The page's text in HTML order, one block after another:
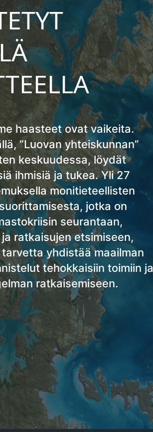
haasteet ovat vaikeita.
”Luovan yhteiskunnan”
keskuudessa, löydät
ihmisiä ja tukea. Yli 27
monitieteellisten
jotka on
seurantaan,
ratkaisujen etsimiseen,
yhdistää maailman
tehokkaisiin toimiin ja
ratkaisemiseen.